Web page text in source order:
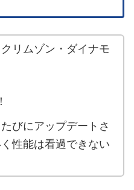
リムゾン・ダイナモ
びにアップデートさ
性能は看過できない